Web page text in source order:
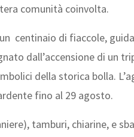
comunità coinvolta.
un centinaio di fiaccole,
dall’accensione di un
della storica bolla.
fino al 29 agosto.
tamburi, chiarine, e